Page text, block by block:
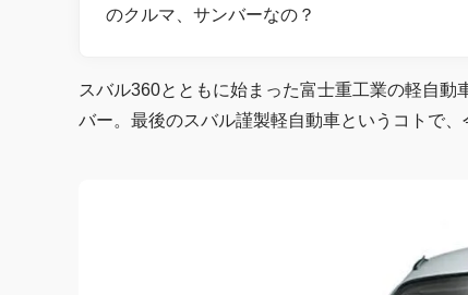
のクルマ、サンバーなの？
スバル360とともに始まった富士重工業の軽自
バー。最後のスバル謹製軽自動車というコトで、